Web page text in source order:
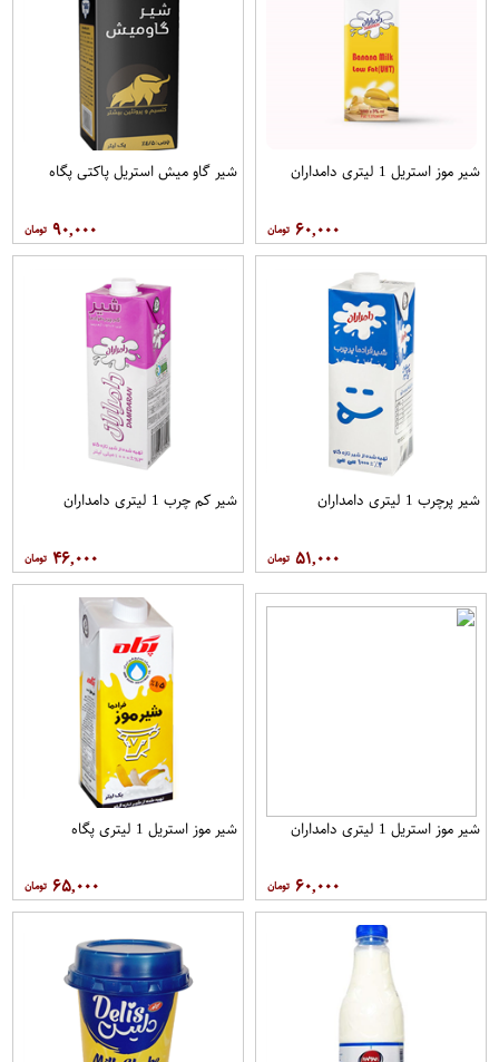
شیر موز استریل 1 لیتری دامداران
۶۰,۰۰۰
شیر گاو میش استریل پاکتی پگاه
۹۰,۰۰۰
شیر پرچرب 1 لیتری دامداران
۵۱,۰۰۰
شیر کم چرب 1 لیتری دامداران
۴۶,۰۰۰
شیر موز استریل 1 لیتری دامداران
۶۰,۰۰۰
شیر موز استریل 1 لیتری پگاه
۶۵,۰۰۰